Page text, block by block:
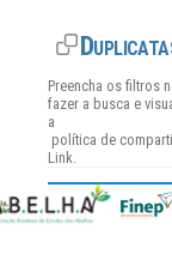
Preencha os filtros
fazer a busca e
a
política de
Link.